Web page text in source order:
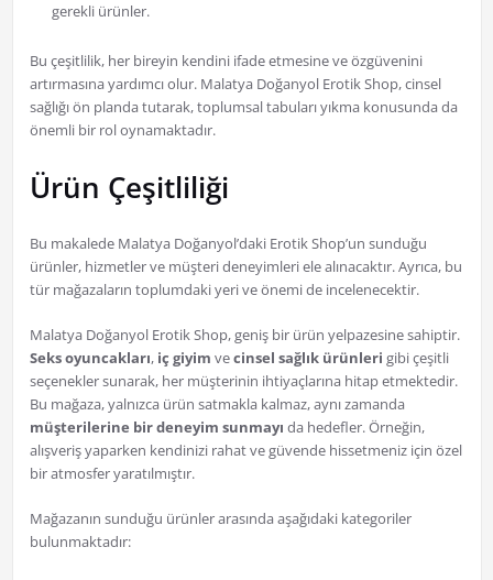
gerekli ürünler.
Bu çeşitlilik, her bireyin kendini ifade etmesine ve özgüvenini
artırmasına yardımcı olur. Malatya Doğanyol Erotik Shop, cinsel
sağlığı ön planda tutarak, toplumsal tabuları yıkma konusunda da
önemli bir rol oynamaktadır.
Ürün Çeşitliliği
Bu makalede Malatya Doğanyol’daki Erotik Shop’un sunduğu
ürünler, hizmetler ve müşteri deneyimleri ele alınacaktır. Ayrıca, bu
tür mağazaların toplumdaki yeri ve önemi de incelenecektir.
Malatya Doğanyol Erotik Shop, geniş bir ürün yelpazesine sahiptir.
Seks oyuncakları, iç giyim vecinsel sağlık ürünleri gibi çeşitli
seçenekler sunarak, her müşterinin ihtiyaçlarına hitap etmektedir.
Bu mağaza, yalnızca ürün satmakla kalmaz, aynı zamanda
müşterilerine bir deneyim sunmayı da hedefler. Örneğin,
alışveriş yaparken kendinizi rahat ve güvende hissetmeniz için özel
bir atmosfer yaratılmıştır.
Mağazanın sunduğu ürünler arasında aşağıdaki kategoriler
bulunmaktadır: